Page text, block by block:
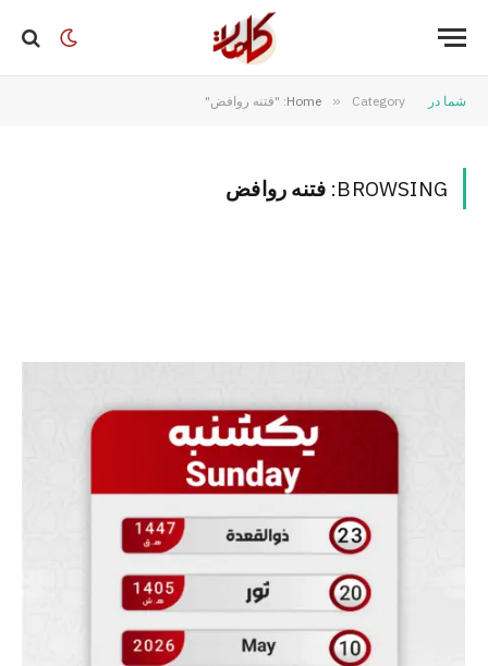
شما در Home » Category: "فتنه روافض"
BROWSING: فتنه روافض